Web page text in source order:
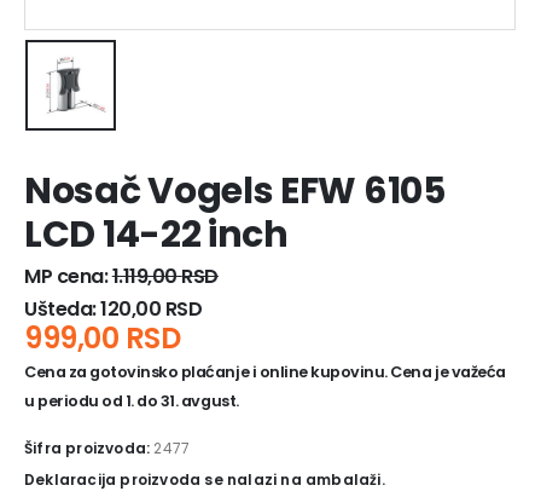
Nosač Vogels EFW 6105
LCD 14-22 inch
MP cena:1.119,00RSD
Ušteda:120,00 RSD
999,00 RSD
Cena za gotovinsko plaćanje i online kupovinu. Cena je važeća
u periodu od 1. do 31. avgust.
Šifra proizvoda: 2477
Deklaracija proizvoda se nalazi na ambalaži.